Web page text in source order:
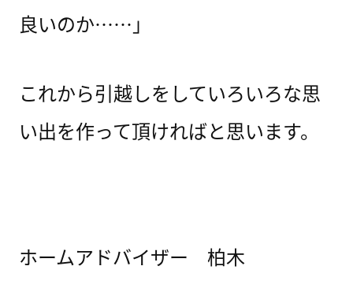
良いのか……」
これから引越しをしていろいろな思
い出を作って頂ければと思います。
ホームアドバイザー 柏木